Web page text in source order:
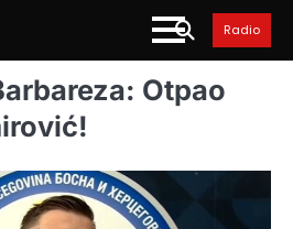
Radio
Otpao